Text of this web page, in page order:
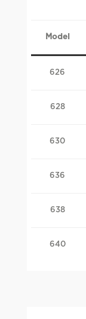
Model
626
628
630
636
638
640